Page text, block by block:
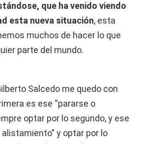
que ha venido viendo
esta nueva situación, esta
muchos de hacer lo que
parte del mundo.
Salcedo me quedo con
es ese “pararse o
optar por lo segundo, y ese
y optar por lo